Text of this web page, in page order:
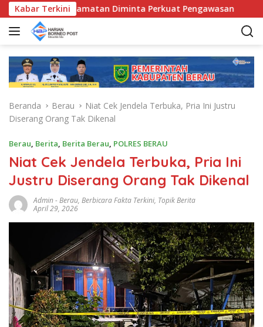
a
Kabar Terkini
Kecamatan Diminta Perkuat Pengawasan
Beranda Berau
Niat Cek Jendela Terbuka, Pria Ini Justru
Diserang Orang Tak Dikenal
Berau, Berita, Berita Berau, POLRES BERAU
Niat Cek Jendela Terbuka, Pria Ini
Justru Diserang Orang Tak Dikenal
Admin-Berau, Berbicara Fakta Terkini, Topik Berita
April 29, 2026